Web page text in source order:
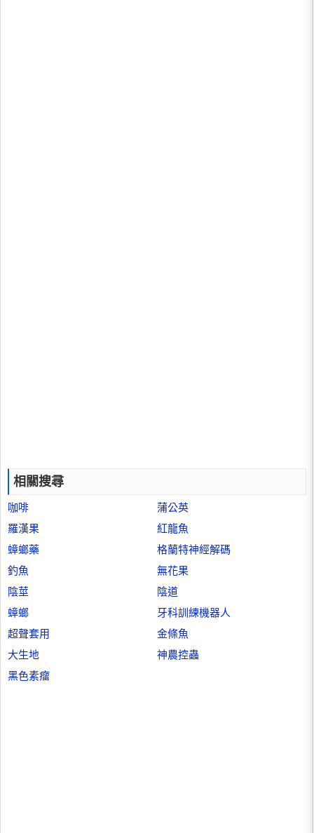
相關搜尋
咖啡
蒲公英
羅漢果
紅龍魚
蟑螂藥
格蘭特神經解碼
釣魚
無花果
陰莖
陰道
蟑螂
牙科訓練機器人
超聲套用
金條魚
大生地
神農控蟲
黑色素瘤